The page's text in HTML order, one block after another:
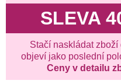
SLEVA
Stačí naskládat
objeví jako poslední
Ceny v detailu